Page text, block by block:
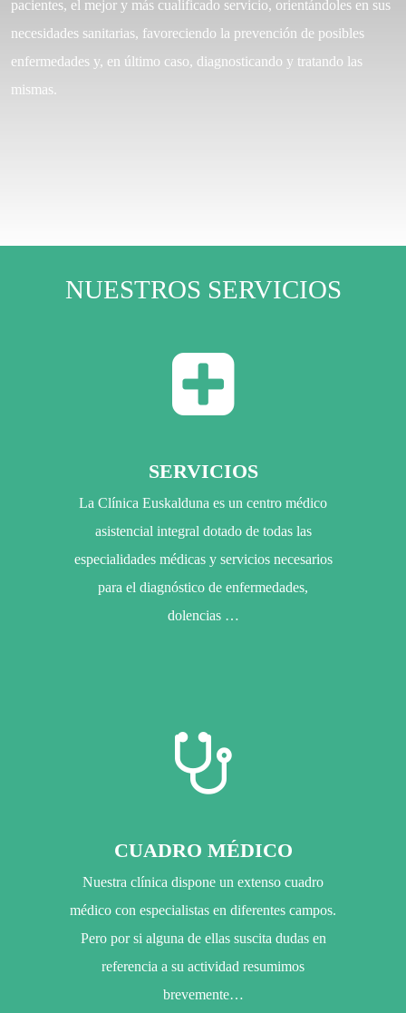
pacientes, el mejor y más cualificado servicio, orientándoles en sus
necesidades sanitarias, favoreciendo la prevención de posibles
enfermedades y, en último caso, diagnosticando y tratando las
mismas.
NUESTROS SERVICIOS
SERVICIOS
La Clínica Euskalduna es un centro médico
asistencial integral dotado de todas las
especialidades médicas y servicios necesarios
para el diagnóstico de enfermedades,
dolencias …
CUADRO MÉDICO
Nuestra clínica dispone un extenso cuadro
médico con especialistas en diferentes campos.
Pero por si alguna de ellas suscita dudas en
referencia a su actividad resumimos
brevemente…